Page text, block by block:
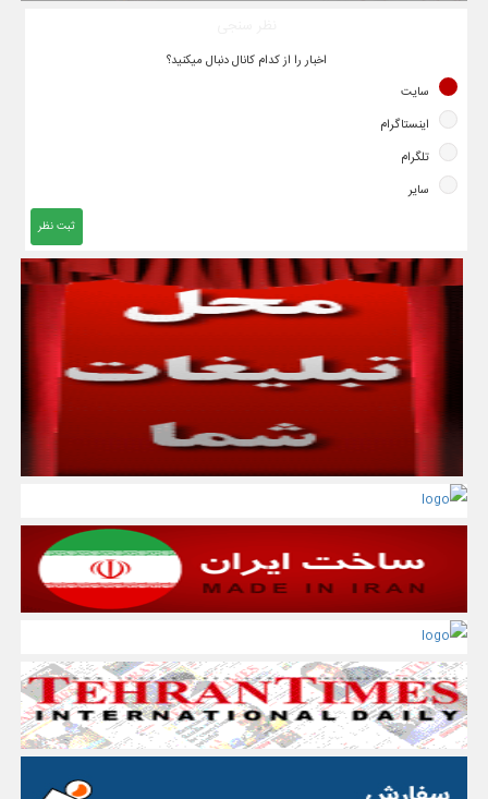
اخبار را از کدام کانال دنبال میکنید؟
سایت
اینستاگرام
تلگرام
سایر
ثبت نظر